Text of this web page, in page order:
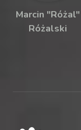
Marcin "Różal"
Różalski